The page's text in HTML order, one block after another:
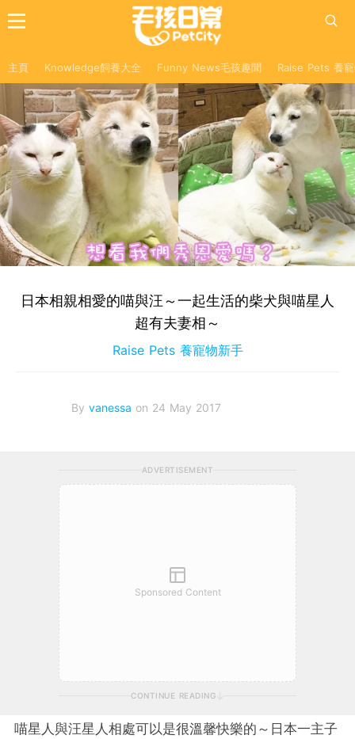
主頁 Knowledge飼養大全 Funny News毛孩趣聞 Raise Pets 養
日本相親相愛的喵與汪～一起生活的柴犬與喵星人
超有夫妻相～
Raise Pets 養寵物新手
By vanessa on 24 May 2017
ADVERTISEMENT
Sponsored Content
CONTINUE READING
喵星人與汪星人相處可以是很溫馨快樂的～日本一主子